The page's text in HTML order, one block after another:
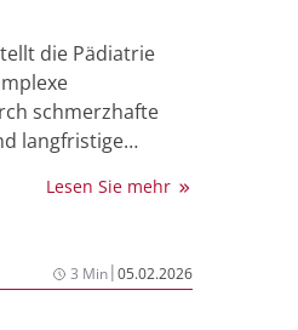
die Pädiatrie
schmerzhafte
langfristige
basierte
interdisziplinäre
Lesen Sie mehr
3 Min|05.02.2026